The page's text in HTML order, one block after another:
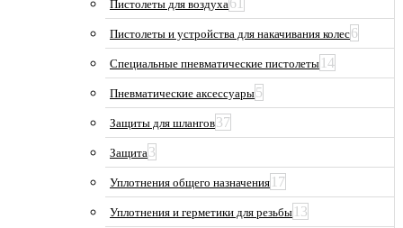
Пистолеты для воздуха61
Пистолеты и устройства для накачивания колес6
Специальные пневматические пистолеты 14
Пневматические аксессуары5
Защиты для шлангов37
Защита3
Уплотнения общего назначения 17
Уплотнения и герметики для резьбы 13